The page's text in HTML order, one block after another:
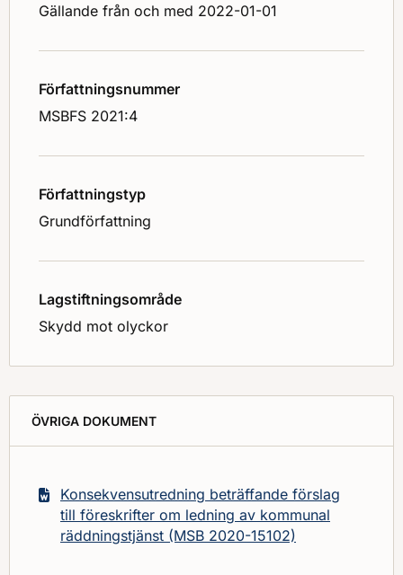
Gällande från och med 2022-01-01
Författningsnummer
MSBFS 2021:4
Författningstyp
Grundförfattning
Lagstiftningsområde
Skydd mot olyckor
ÖVRIGA DOKUMENT
Konsekvensutredning beträffande förslag
till föreskrifter om ledning av kommunal
räddningstjänst (MSB 2020-15102)